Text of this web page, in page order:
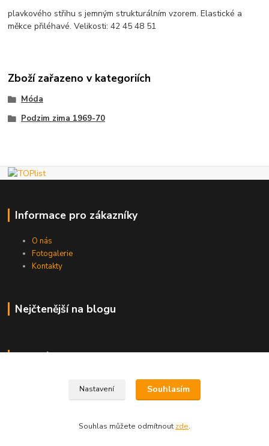
plavkového střihu s jemným strukturálním vzorem. Elastické a
měkce přiléhavé. Velikosti: 42 45 48 51
Zboží zařazeno v kategoriích
Móda
Podzim zima 1969-70
Informace pro zákazníky
O nás
Fotogalerie
Kontakty
Nejčtenější na blogu
Kde nás najdete
Nastavení Souhlasím
Souhlas můžete odmítnout zde.